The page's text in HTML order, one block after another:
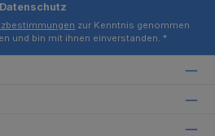
Datenschutz
zur Kenntnis genommen
und bin mit ihnen einverstanden. *